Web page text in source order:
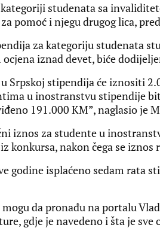
studenata sa
pomoć i njegu drugog lica,
za kategoriju studenata
ocjena iznad devet, biće
Srpskoj stipendija će iznositi
u inostranstvu stipendije
191.000 KM”, naglasio je
iznos za studente u
konkursa, nakon čega se
godine isplaćeno sedam rata
da pronađu na portalu
gdje je navedeno i šta je